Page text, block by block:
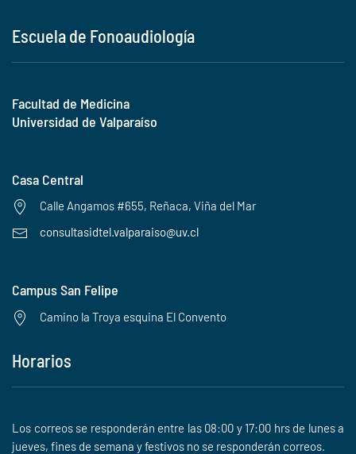
Escuela de Fonoaudiología
Facultad de Medicina
Universidad de Valparaíso
Casa Central
Calle Angamos #655, Reñaca, Viña del Mar
consultasidtel.valparaiso@uv.cl
Campus San Felipe
Camino la Troya esquina El Convento
Horarios
Los correos se responderán entre las 08:00 y 17:00 hrs de lunes a
jueves, fines de semana y festivos no se responderán correos.